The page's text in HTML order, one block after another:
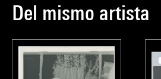
Del mismo artista